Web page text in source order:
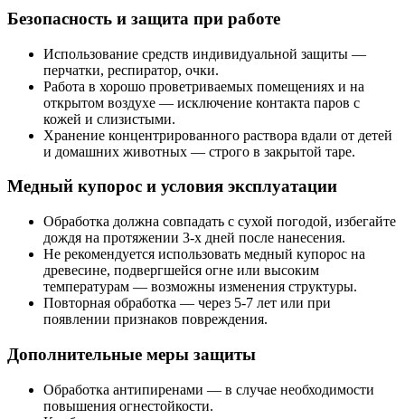
Безопасность и защита при работе
Использование средств индивидуальной защиты —
перчатки, респиратор, очки.
Работа в хорошо проветриваемых помещениях и на
открытом воздухе — исключение контакта паров с
кожей и слизистыми.
Хранение концентрированного раствора вдали от детей
и домашних животных — строго в закрытой таре.
Медный купорос и условия эксплуатации
Обработка должна совпадать с сухой погодой, избегайте
дождя на протяжении 3-х дней после нанесения.
Не рекомендуется использовать медный купорос на
древесине, подвергшейся огне или высоким
температурам — возможны изменения структуры.
Повторная обработка — через 5-7 лет или при
появлении признаков повреждения.
Дополнительные меры защиты
Обработка антипиренами — в случае необходимости
повышения огнестойкости.